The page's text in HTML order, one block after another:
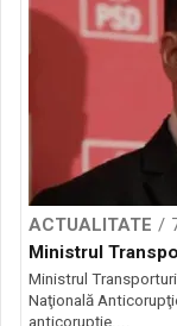
ACTUALITATE
Ministrul
Ministrul
Naţională
anticorupţie....